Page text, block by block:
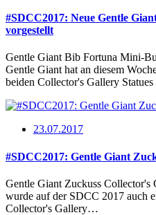
#SDCC2017: Neue Gentle
vorgestellt
Gentle Giant Bib Fortuna Mini-
Gentle Giant hat an diesem
beiden Collector's Gallery
23.07.2017
#SDCC2017: Gentle Giant
Gentle Giant Zuckuss Collector's
wurde auf der SDCC 2017 auch
Collector's Gallery…